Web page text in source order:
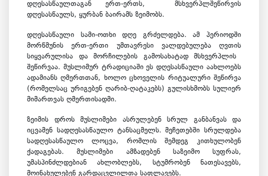
დღესასწაულთაგან ერთ-ერთს, მსხვერპლშეწირვის
დღესასწაულს, ყურბან ბაირამს ზეიმობს.
დღესასწაული სამი-ოთხი დღე გრძელდება. ამ პერიოდში
მორწმუნის ერთ-ერთი უმთავრესი ვალდებულება ღვთის
სიყვარულისა და მორჩილების გამოსახატად მსხვერპლის
შეწირვაა. მუსლიმურ ტრადიციაში ეს დღესასწაული აახლოებს
ადამიანს ღმერთთან, ხოლო ცხოველის რიტუალური შეწირვა
(რომელსაც ურიგებენ ღარიბ-ღატაკებს) გულისხმობს სულიერ
მიმართვას ღმერთისადმი.
ზეიმის დროს მუსლიმები ასრულებენ სრულ განბანვას და
იცვამენ სადღესასწაულო ტანსაცმელს. მეჩეთებში სრულდება
სადღესასწაულო ლოცვა, რომლის შემდეგ კითხულობენ
ქადაგებას. მუსლიმები ამზადებენ საზეიმო სუფრას,
უმასპინძლდებიან ახლობლებს, სტუმრობენ ნათესავებს,
მოინახულებენ გარდაცვლილთა საფლავებს.